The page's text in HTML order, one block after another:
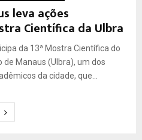
leva ações
Científica da Ulbra
da 13ª Mostra Científica do
Manaus (Ulbra), um dos
da cidade, que...